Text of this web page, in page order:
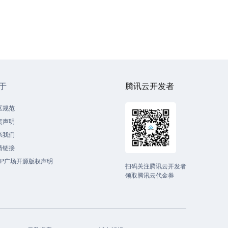
规范
声明
我们
链接
广场开源版权声明
腾讯云开发者
扫码关注腾讯云开发者
领取腾讯云代金券